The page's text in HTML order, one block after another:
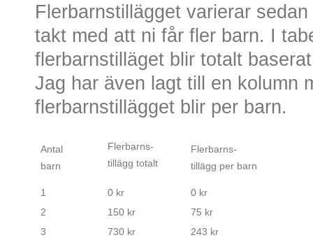
Flerbarnstillägget varierar
takt med att ni får fler barn. I
flerbarnstilläget blir totalt
Jag har även lagt till en kolumn
flerbarnstillägget blir per barn.
Antal
barn
Flerbarns-
tillägg totalt
Flerbarns-
tillägg per barn
1 0 kr
0 kr
2
150 kr
75 kr
3
730 kr
243 kr